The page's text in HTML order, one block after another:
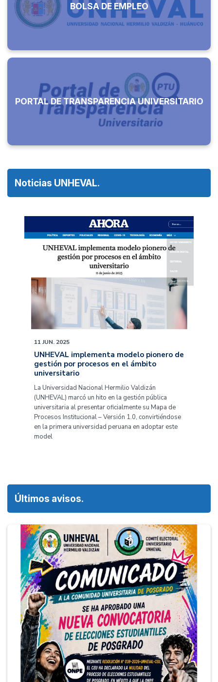
BOLSA DE EMPLEO
PORTAL DE TRANSPARENCIA UNIVERSITARIO
Noticias UNHEVAL.
11 JUN. 2025
UNHEVAL implementa modelo pionero de
gestión por procesos en el ámbito
universitario
La Universidad Nacional Hermilio Valdizán
(UNHEVAL) marcó un hito en la gestión pública
universitaria al presentar oficialmente su Mapa de
Procesos Institucional – Versión 1.0, convirtiéndose
en la primera universidad peruana en adoptar este
model
Últimos avisos.